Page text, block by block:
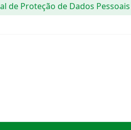
de Proteção de Dados Pessoais